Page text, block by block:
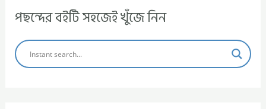
পছন্দের বইটি সহজেই খুঁজে নিন